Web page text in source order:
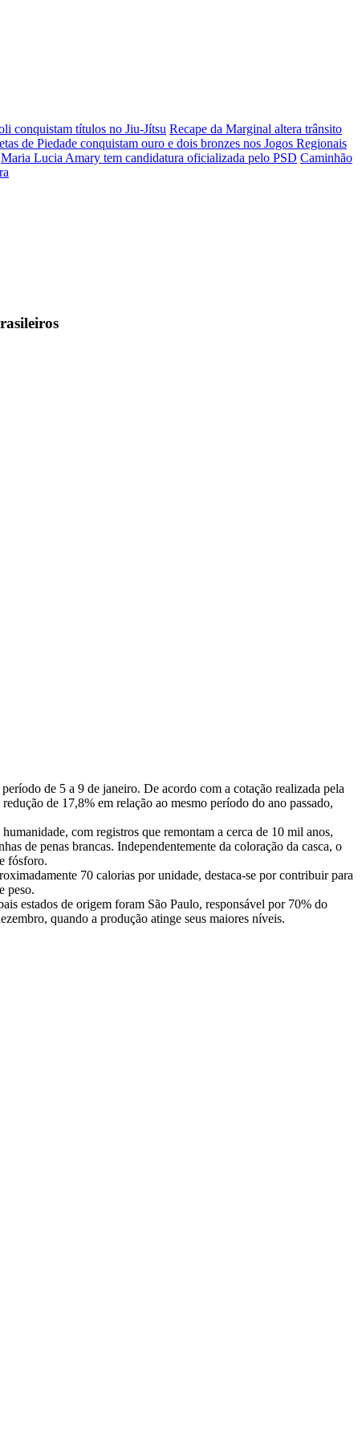
conquistam títulos no Jiu-Jítsu Recape da Marginal altera trânsito
de Piedade conquistam ouro e dois bronzes nos Jogos Regionais
Maria Lucia Amary tem candidatura oficializada pelo PSD Caminhão
de 5 a 9 de janeiro. De acordo com a cotação realizada pela
de 17,8% em relação ao mesmo período do ano passado,
com registros que remontam a cerca de 10 mil anos,
de penas brancas. Independentemente da coloração da casca, o
fósforo.
70 calorias por unidade, destaca-se por contribuir para
peso.
estados de origem foram São Paulo, responsável por 70% do
quando a produção atinge seus maiores níveis.